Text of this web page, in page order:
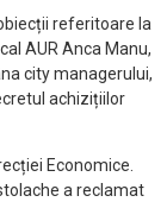
referitoare la
AUR Anca Manu,
city managerului,
achizițiilor
Economice.
a reclamat